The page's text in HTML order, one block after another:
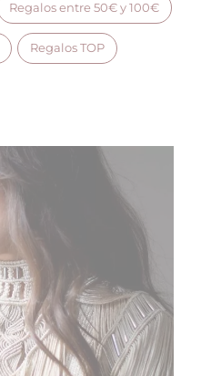
Regalos entre 50€ y 100€
Regalos TOP